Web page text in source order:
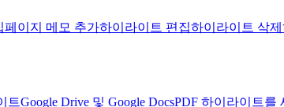
페이지 메모 추가하이라이트 편집하이라이트 삭제
트Google Drive 및 Google DocsPDF 하이라이트를